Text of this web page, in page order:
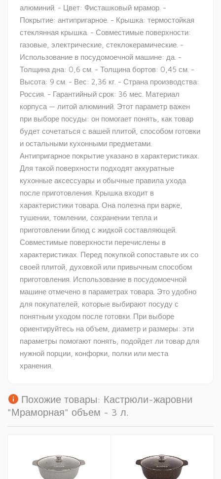
алюминий. - Цвет: Фисташковый мрамор. -
Покрытие: антипригарное. - Крышка: термостойкая
стеклянная крышка. - Совместимые поверхности:
газовые, электрические, стеклокерамические. -
Использование в посудомоечной машине: да. -
Толщина дна: 0,6 см. - Толщина бортов: 0,45 см. -
Высота: 9 см. - Вес: 2,36 кг. - Страна производства:
Россия. - Гарантийный срок: 36 мес. Материал
корпуса — литой алюминий. Этот параметр важен
при выборе посуды: он помогает понять, как товар
будет сочетаться с вашей плитой, способом готовки
и остальными кухонными предметами.
Антипригарное покрытие указано в характеристиках.
Для такой поверхности подходят аккуратные
кухонные аксессуары и обычные правила ухода
после приготовления. Крышка входит в
характеристики товара. Она полезна при варке,
тушении, томлении, сохранении тепла и
приготовлении блюд с жидкой составляющей.
Совместимые поверхности перечислены в
характеристиках. Перед покупкой сопоставьте их со
своей плитой, духовкой или привычным способом
приготовления. Использование в посудомоечной
машине отмечено в параметрах товара. Это удобно
для покупателей, которые выбирают посуду с
понятным уходом после готовки. При выборе
ориентируйтесь на объем, диаметр и размеры: эти
параметры помогают понять, подойдет ли товар для
нужной порции, конфорки, полки или места
хранения.
info Похожие товары: Кастрюли-жаровни
"Мраморная" объем - 3 л.